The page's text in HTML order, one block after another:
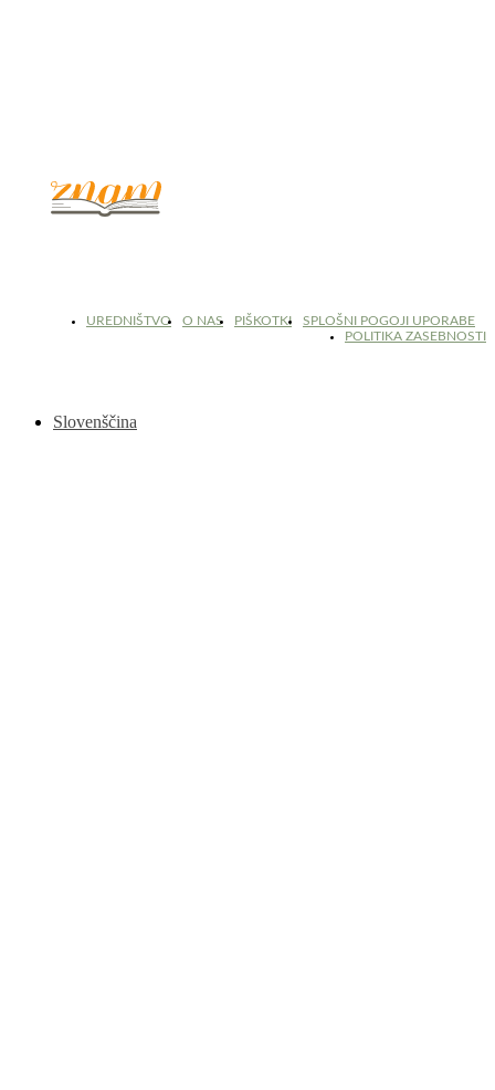
UREDNIŠTVO O NAS PIŠKOTKI
SPLOŠNI POGOJI UPORABE
POLITIKA ZASEBNOSTI
Slovenščina